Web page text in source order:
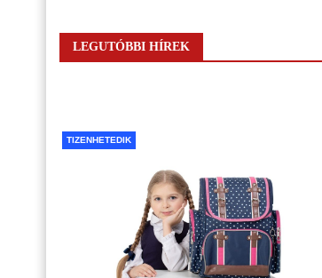
LEGUTÓBBI HÍREK
TIZENHETEDIK